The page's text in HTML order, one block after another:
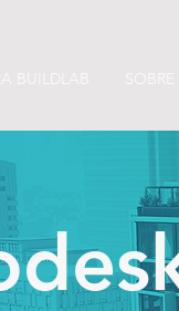
BUILDLAB SOBRE